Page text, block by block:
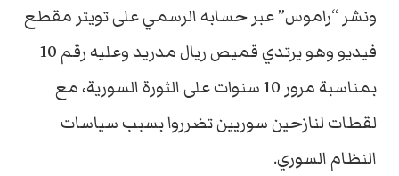
ونشر “راموس” عبر حسابه الرسمي على تويتر مقطع
فيديو وهو يرتدي قميص ريال مدريد وعليه رقم 10
بمناسبة مرور 10 سنوات على الثورة السورية، مع
لقطات لنازحين سوريين تضرروا بسبب سياسات
النظام السوري.